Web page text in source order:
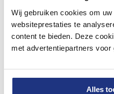
Wij gebruiken cookies om
websiteprestaties te
content te bieden. Deze
met advertentiepartners voor
Alles